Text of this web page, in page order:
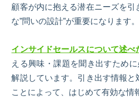
顧客が内に抱える潜在ニーズを引
な”問いの設計”が重要になります。
インサイドセールスについて述べ
える興味・課題を聞き出すために
解説しています。引き出す情報と
ことによって、はじめて有効な情